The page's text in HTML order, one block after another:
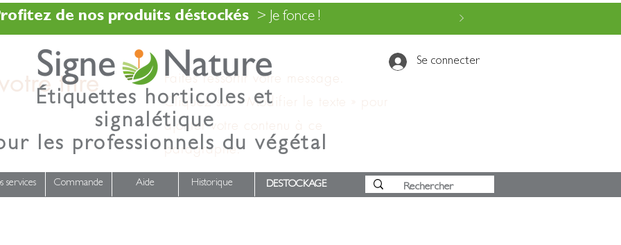
de nos produits déstockés > Je fonce !
titre
Faites ressortir votre message.
Cliquez sur « Modifier le texte » pour
ajouter votre contenu à ce
paragraphe.
Se connecter
Étiquettes horticoles et
signalétique
les professionnels du végétal
services Commande Aide Historique DESTOCKAGE